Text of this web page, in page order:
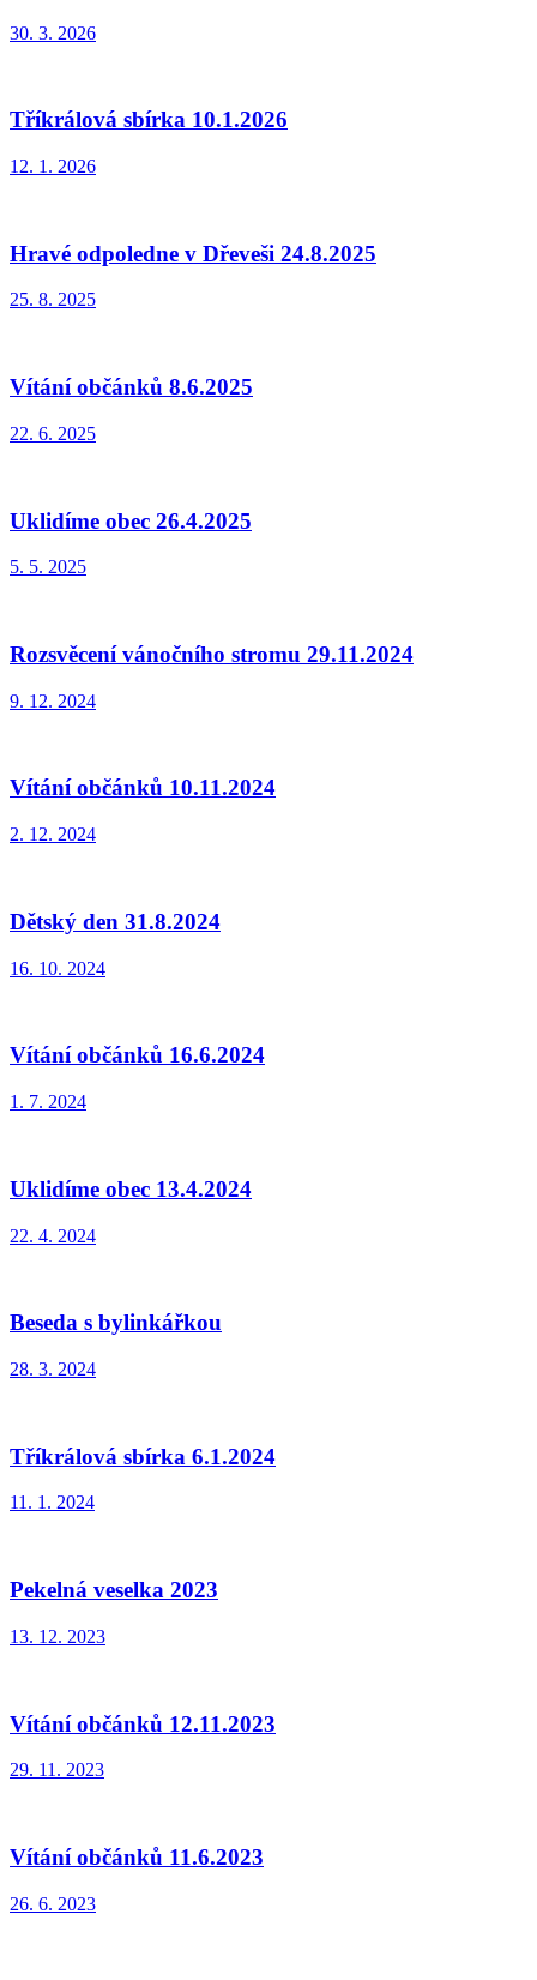
30. 3. 2026
Tříkrálová sbírka 10.1.2026
12. 1. 2026
Hravé odpoledne v Dřeveši 24.8.2025
25. 8. 2025
Vítání občánků 8.6.2025
22. 6. 2025
Uklidíme obec 26.4.2025
5. 5. 2025
Rozsvěcení vánočního stromu 29.11.2024
9. 12. 2024
Vítání občánků 10.11.2024
2. 12. 2024
Dětský den 31.8.2024
16. 10. 2024
Vítání občánků 16.6.2024
1. 7. 2024
Uklidíme obec 13.4.2024
22. 4. 2024
Beseda s bylinkářkou
28. 3. 2024
Tříkrálová sbírka 6.1.2024
11. 1. 2024
Pekelná veselka 2023
13. 12. 2023
Vítání občánků 12.11.2023
29. 11. 2023
Vítání občánků 11.6.2023
26. 6. 2023